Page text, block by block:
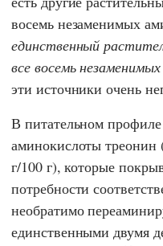
восемь незаменимых
единственный
все восемь
эти источники очень
В питательном
аминокислоты треонин
г/100 г), которые
потребности
необратимо
единственными двумя